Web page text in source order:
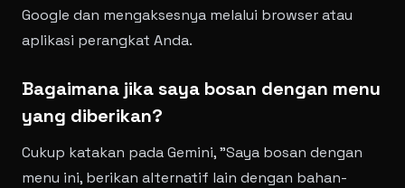
Google dan mengaksesnya melalui browser atau
aplikasi perangkat Anda.
Bagaimana jika saya bosan dengan menu
yang diberikan?
Cukup katakan pada Gemini, "Saya bosan dengan
menu ini, berikan alternatif lain dengan bahan-